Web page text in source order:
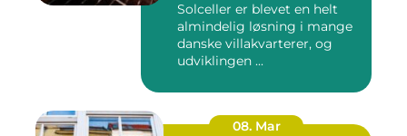
Solceller er blevet en helt
almindelig løsning i mange
danske villakvarterer, og
udviklingen ...
08. Mar